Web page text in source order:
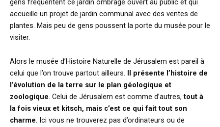
accueille un projet de jardin communal avec des ventes de
plantes. Mais peu de gens poussent la porte du musée pour le
visiter.
Alors le musée d’Histoire Naturelle de Jérusalem est pareil à
celui que l’on trouve partout ailleurs. Il présente l’histoire de
l’évolution de la terre sur le plan géologique et
zoologique. Celui de Jérusalem est comme d’autres,tout à
la fois vieux et kitsch, mais c’est ce qui fait tout son
charme. Ici vous ne trouverez pas d’ordinateurs ou de